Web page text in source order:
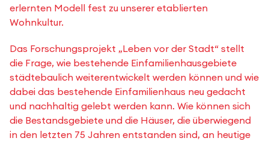
erlernten Modell fest zu unserer etablierten
Wohnkultur.
Das Forschungsprojekt „Leben vor der Stadt“ stellt
die Frage, wie bestehende Einfamilienhausgebiete
städtebaulich weiterentwickelt werden können und wie
dabei das bestehende Einfamilienhaus neu gedacht
und nachhaltig gelebt werden kann. Wie können sich
die Bestandsgebiete und die Häuser, die überwiegend
in den letzten 75 Jahren entstanden sind, an heutige